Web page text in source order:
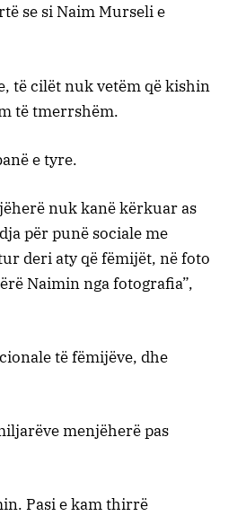
se si Naim Murseli e
të cilët nuk vetëm që kishin
të tmerrshëm.
e tyre.
nuk kanë kërkuar as
për punë sociale me
deri aty që fëmijët, në foto
Naimin nga fotografia”,
të fëmijëve, dhe
menjëherë pas
Pasi e kam thirrë